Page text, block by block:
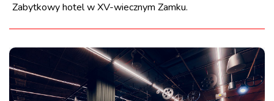
Zabytkowy hotel w XV-wiecznym Zamku.